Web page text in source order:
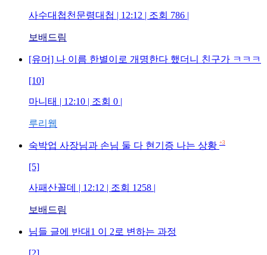
사수대첩천문령대첩 | 12:12 | 조회 786 |
보배드림
[유머] 나 이름 한별이로 개명한다 했더니 친구가 ㅋㅋㅋ
[10]
마니태 | 12:10 | 조회 0 |
루리웹
숙박업 사장님과 손님 둘 다 현기증 나는 상황 +3
[5]
사패산꼴데 | 12:12 | 조회 1258 |
보배드림
님들 글에 반대1 이 2로 변하는 과정
[2]